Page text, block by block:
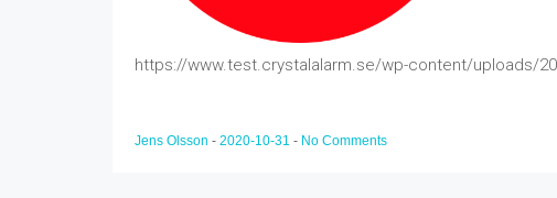
https://www.test.crystalalarm.se/wp-content/uploads/
Jens Olsson - 2020-10-31 - No Comments